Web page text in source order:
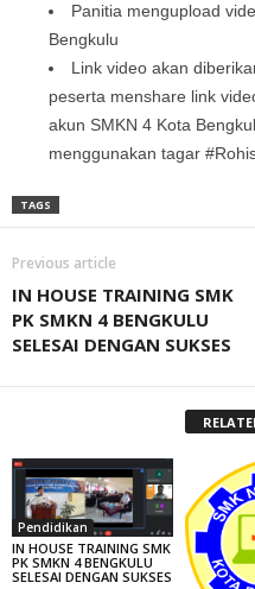
Panitia mengupload
Bengkulu
Link video akan
peserta menshare link
akun SMKN 4 Kota
menggunakan tagar
TAGS
Previous article
IN HOUSE TRAINING SMK
PK SMKN 4 BENGKULU
SELESAI DENGAN SUKSES
Pendidikan
IN HOUSE TRAINING SMK
PK SMKN 4 BENGKULU
SELESAI DENGAN SUKSES